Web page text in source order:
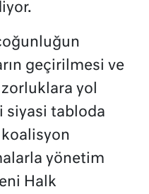
geçirilmesi ve
yol
siyasi tabloda
yönetim
Halk